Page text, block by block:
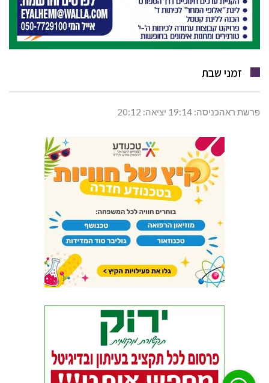
זמני שבת
פרשת ראהכניסה: 19:14 יציאה: 20:12